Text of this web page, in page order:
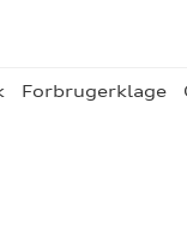
Forbrugerklage